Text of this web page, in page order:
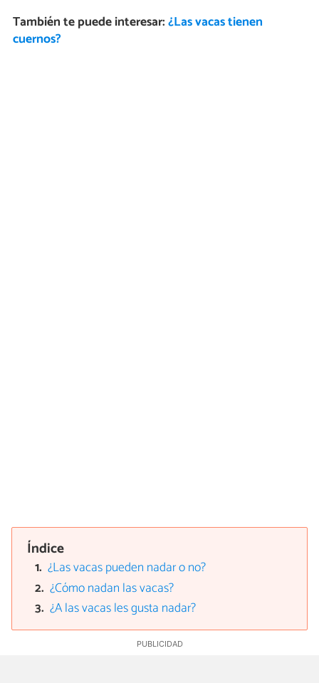
También te puede interesar:¿Las vacas tienen
cuernos?
Índice
¿Las vacas pueden nadar o no?
¿Cómo nadan las vacas?
¿A las vacas les gusta nadar?